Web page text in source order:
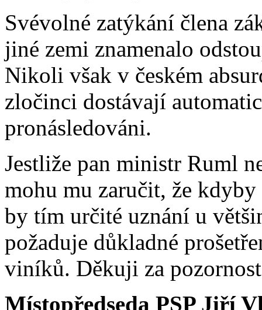
Svévolné zatýkání člena
jiné zemi znamenalo
Nikoli však v českém
zločinci dostávají
pronásledováni.
Jestliže pan ministr Ruml
mohu mu zaručit, že
by tím určité uznání u
požaduje důkladné
viníků. Děkuji za
Místopředseda PSP Jiří